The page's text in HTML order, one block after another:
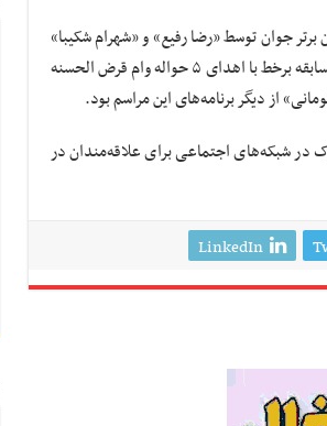
برتر جوان توسط «رضا رفیع» و «شهرام شکیبا»
دو مجری طنزپرداز ایرانی اجرا شد. «اجرای زنده موسیقی سنتی»، «مسابقه برخط با اهدای ۵ حواله وام قرض الحسنه
شبکه‌های اجتماعی برای علاقه‌مندان در
LinkedIn